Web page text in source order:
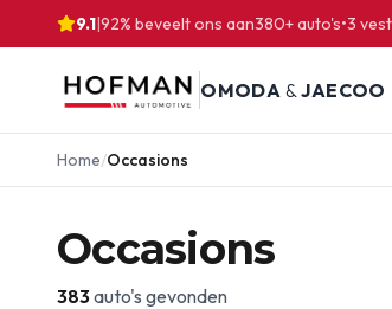
9.1|92% beveelt ons aan380+ auto's•3
OMODA &JAECOO
Home/Occasions
Occasions
383auto's gevonden